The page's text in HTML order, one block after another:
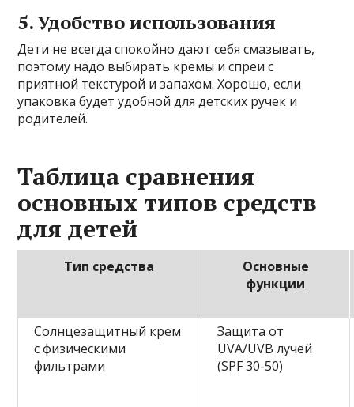
5. Удобство использования
Дети не всегда спокойно дают себя смазывать,
поэтому надо выбирать кремы и спреи с
приятной текстурой и запахом. Хорошо, если
упаковка будет удобной для детских ручек и
родителей.
Таблица сравнения
основных типов средств
для детей
Тип средства
Основные
функции
Солнцезащитный крем
с физическими
фильтрами
Защита от
UVA/UVB лучей
(SPF 30-50)